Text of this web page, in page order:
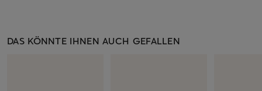
DAS KÖNNTE IHNEN AUCH GEFALLEN